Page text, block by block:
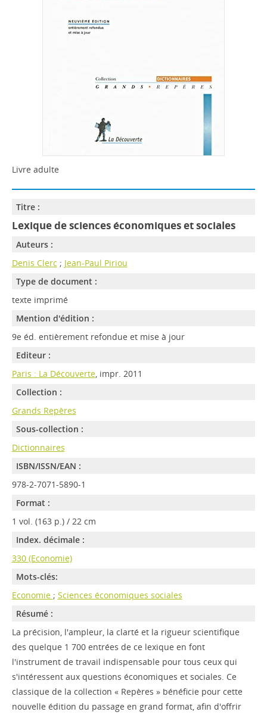
Livre adulte
Titre :
Lexique de sciences économiques et sociales
Auteurs :
Denis Clerc ; Jean-Paul Piriou
Type de document :
texte imprimé
Mention d'édition :
9e éd. entièrement refondue et mise à jour
Editeur :
Paris : La Découverte, impr. 2011
Collection :
Grands Repères
Sous-collection :
Dictionnaires
ISBN/ISSN/EAN :
978-2-7071-5890-1
Format :
1 vol. (163 p.) / 22 cm
Index. décimale :
330 (Economie)
Mots-clés:
Economie ; Sciences économiques sociales
Résumé :
La précision, l'ampleur, la clarté et la rigueur scientifique
des quelque 1 700 entrées de ce lexique en font
l'instrument de travail indispensable pour tous ceux qui
s'intéressent aux questions économiques et sociales. Ce
classique de la collection « Repères » bénéficie pour cette
nouvelle édition du passage en grand format, afin d'offrir